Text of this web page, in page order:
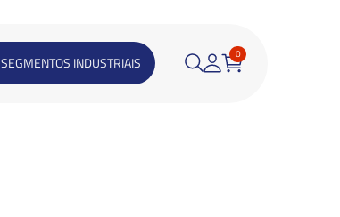
SEGMENTOS INDUSTRIAIS 0